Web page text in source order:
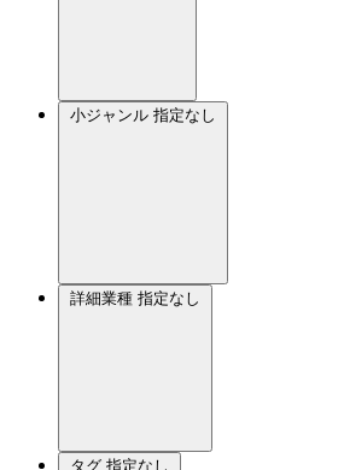
小ジャンル 指定なし
詳細業種 指定なし
タグ 指定なし